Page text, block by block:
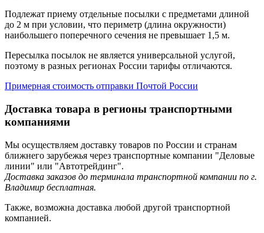
Подлежат приему отдельные посылки с предметами длиной
до 2 м при условии, что периметр (длина окружности)
наибольшего поперечного сечения не превышает 1,5 м.
Пересылка посылок не является универсальной услугой,
поэтому в разных регионах России тарифы отличаются.
Примерная стоимость отправки Почтой России
Доставка товара в регионы транспортными
компаниями
Мы осуществляем доставку товаров по России и странам
ближнего зарубежья через транспортные компании "Деловые
линии" или "Автотрейдинг".
Доставка заказов до терминала транспортной компании по г.
Владимир бесплатная.
Также, возможна доставка любой другой транспортной
компанией.